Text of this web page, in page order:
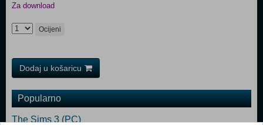
Za download
Ocijeni
Dodaj u košaricu
Popularno
The Sims 3 (PC)